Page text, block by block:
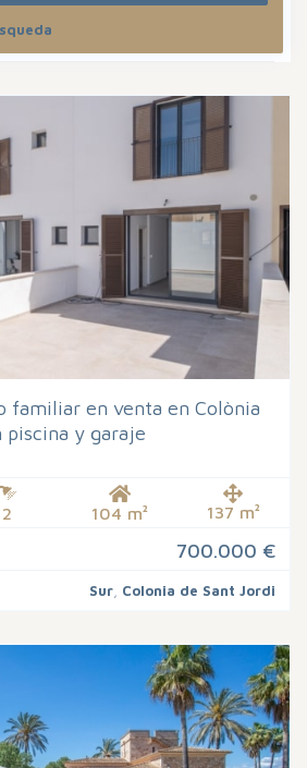
familiar en venta en Colònia
piscina y garaje
2 104 m² 137 m²
700.000 €
Sur Colonia de Sant Jordi